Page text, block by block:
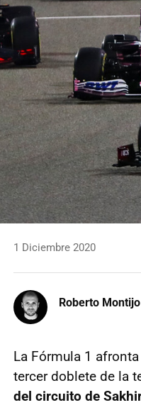
1 Diciembre 2020
Roberto Montijo
La Fórmula 1
tercer doblete de la
del circuito de